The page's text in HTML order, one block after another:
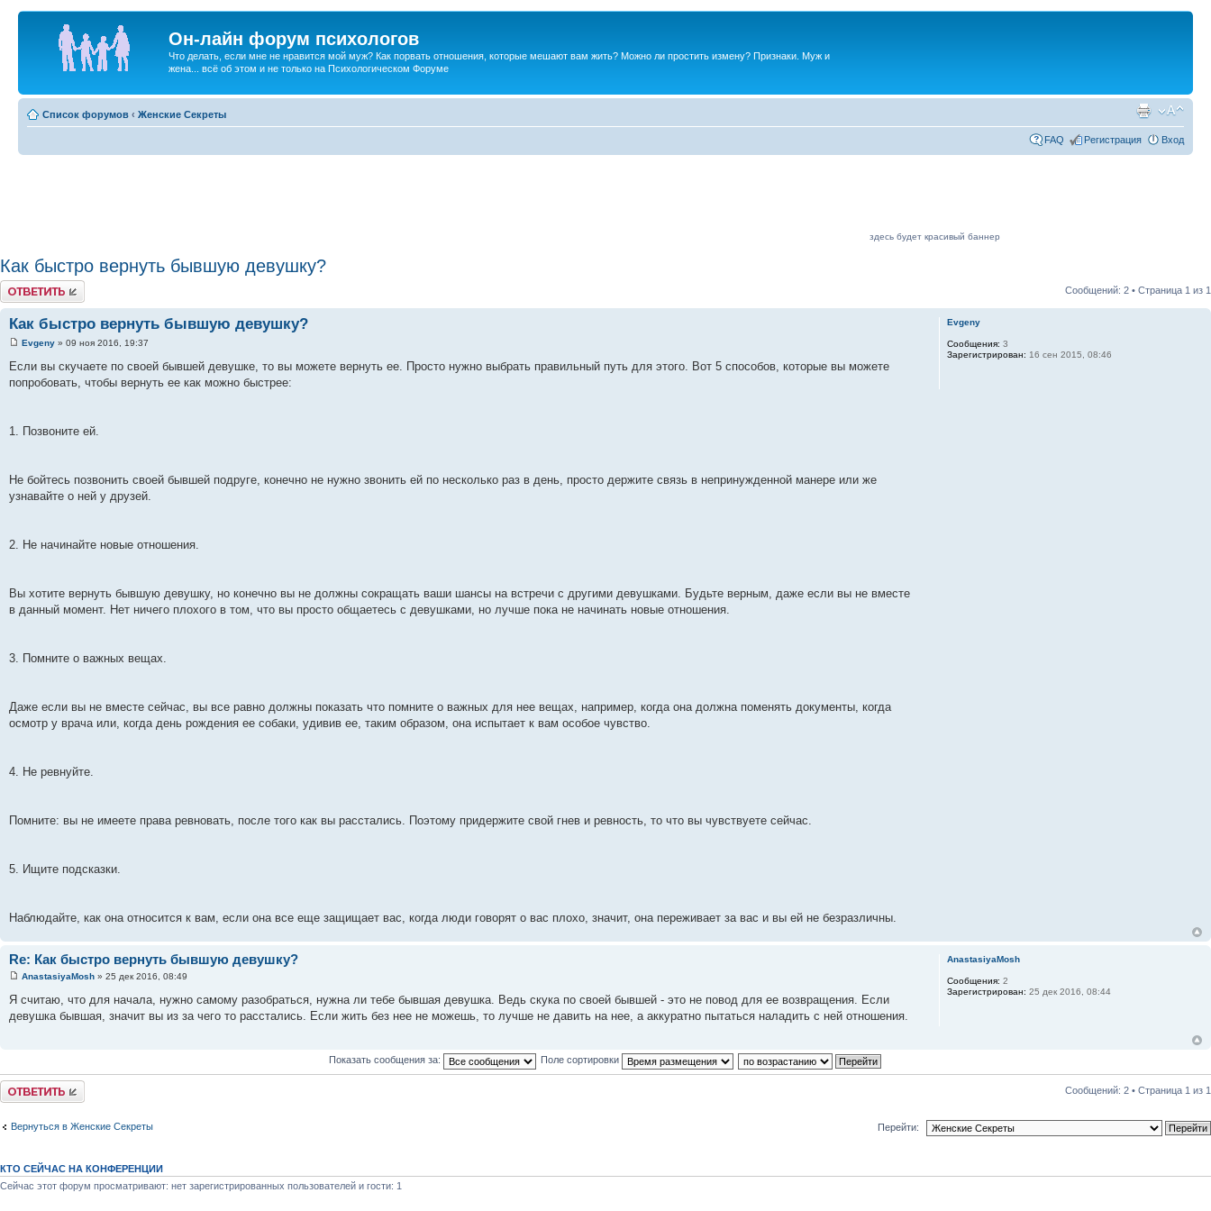
Он-лайн форум психологов
Что делать, если мне не нравится мой муж? Как порвать отношения, которые мешают вам жить? Можно ли простить измену? Признаки. Муж и
жена... всё об этом и не только на Психологическом Форуме
Список форумов ‹ Женские Секреты
FAQ Регистрация Вход
здесь будет красивый баннер
Как быстро вернуть бывшую девушку?
Ответить Сообщений: 2 • Страница 1 из 1
Как быстро вернуть бывшую девушку?
Evgeny » 09 ноя 2016, 19:37
Если вы скучаете по своей бывшей девушке, то вы можете вернуть ее. Просто нужно выбрать правильный путь для этого. Вот 5 способов, которые вы можете
попробовать, чтобы вернуть ее как можно быстрее:
1. Позвоните ей.
Не бойтесь позвонить своей бывшей подруге, конечно не нужно звонить ей по несколько раз в день, просто держите связь в непринужденной манере или же
узнавайте о ней у друзей.
2. Не начинайте новые отношения.
Вы хотите вернуть бывшую девушку, но конечно вы не должны сокращать ваши шансы на встречи с другими девушками. Будьте верным, даже если вы не вместе
в данный момент. Нет ничего плохого в том, что вы просто общаетесь с девушками, но лучше пока не начинать новые отношения.
3. Помните о важных вещах.
Даже если вы не вместе сейчас, вы все равно должны показать что помните о важных для нее вещах, например, когда она должна поменять документы, когда
осмотр у врача или, когда день рождения ее собаки, удивив ее, таким образом, она испытает к вам особое чувство.
4. Не ревнуйте.
Помните: вы не имеете права ревновать, после того как вы расстались. Поэтому придержите свой гнев и ревность, то что вы чувствуете сейчас.
5. Ищите подсказки.
Наблюдайте, как она относится к вам, если она все еще защищает вас, когда люди говорят о вас плохо, значит, она переживает за вас и вы ей не безразличны.
Evgeny
Сообщения: 3
Зарегистрирован: 16 сен 2015, 08:46
Re: Как быстро вернуть бывшую девушку?
AnastasiyaMosh » 25 дек 2016, 08:49
Я считаю, что для начала, нужно самому разобраться, нужна ли тебе бывшая девушка. Ведь скука по своей бывшей - это не повод для ее возвращения. Если
девушка бывшая, значит вы из за чего то расстались. Если жить без нее не можешь, то лучше не давить на нее, а аккуратно пытаться наладить с ней отношения.
AnastasiyaMosh
Сообщения: 2
Зарегистрирован: 25 дек 2016, 08:44
Показать сообщения за: Поле сортировки
Ответить Сообщений: 2 • Страница 1 из 1
Вернуться в Женские Секреты Перейти:
КТО СЕЙЧАС НА КОНФЕРЕНЦИИ
Сейчас этот форум просматривают: нет зарегистрированных пользователей и гости: 1